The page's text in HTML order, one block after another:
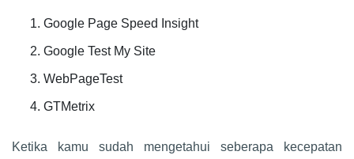
Google Page Speed Insight
Google Test My Site
WebPageTest
GTMetrix
Ketika kamu sudah mengetahui seberapa kecepatan